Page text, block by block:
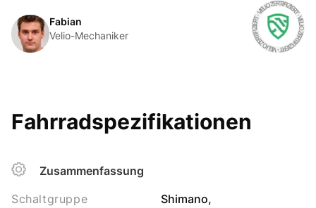
Fabian
Velio-Mechaniker
Fahrradspezifikationen
Zusammenfassung
Schaltgruppe
Shimano,